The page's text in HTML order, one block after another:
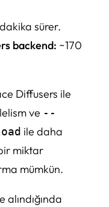
sürer.
backend: ~170
Diffusers ile
ve --
ile daha
miktar
mümkün.
alındığında